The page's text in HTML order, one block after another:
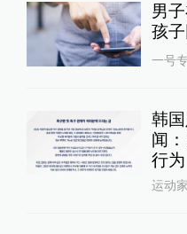
男
孩
一号
韩
闻
行为
运动家